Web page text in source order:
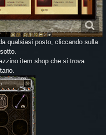
qualsiasi posto, cliccando sulla
item shop che si trova